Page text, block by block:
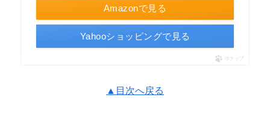
Amazonで見る
Yahooショッピングで見る
ポチップ
▲目次へ戻る